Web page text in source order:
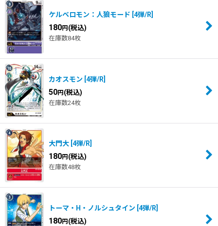
ケルベロモン：人狼モード 4弾/R
180円 (税込)
在庫数84枚
カオスモン 4弾/R
50円 (税込)
在庫数24枚
大門大 4弾/R
180円 (税込)
在庫数48枚
トーマ・H・ノルシュタイン 4弾/R
180円 (税込)